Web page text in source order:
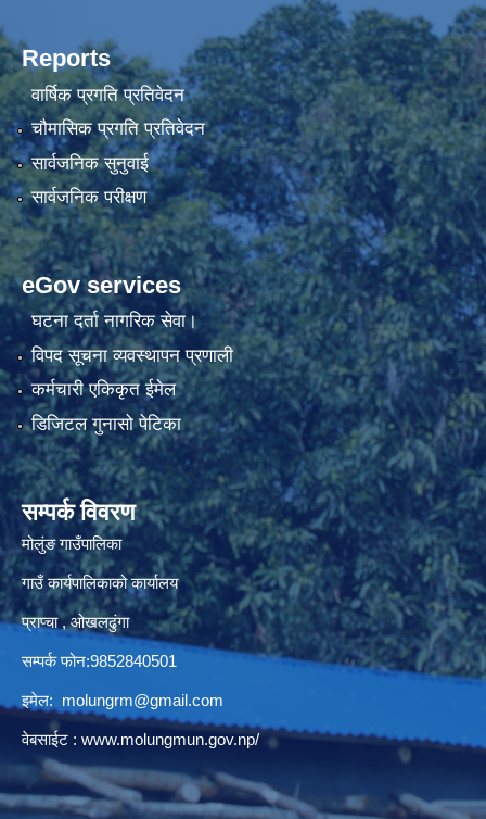
Reports
वार्षिक प्रगति प्रतिवेदन
चौमासिक प्रगति प्रतिवेदन
सार्वजनिक सुनुवाई
सार्वजनिक परीक्षण
eGov services
घटना दर्ता नागरिक सेवा।
विपद सूचना व्यवस्थापन प्रणाली
कर्मचारी एकिकृत ईमेल
डिजिटल गुनासो पेटिका
सम्पर्क विवरण
मोलुंङ गाउँपालिका
गाउँ कार्यपालिकाको कार्यालय
प्राप्चा , ओखलढुंगा
सम्पर्क फोन:9852840501
इमेल: molungrm@gmail.com
वेबसाईट : www.molungmun.gov.np/